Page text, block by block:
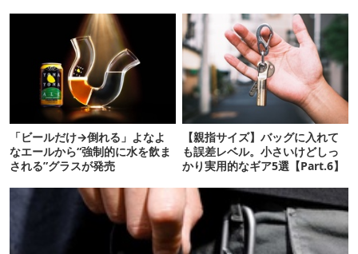
「ビールだけ→倒れる」よなよ
なエールから“強制的に水を飲ま
される”グラスが発売
【親指サイズ】バッグに入れて
も誤差レベル。小さいけどしっ
かり実用的なギア5選【Part.6】